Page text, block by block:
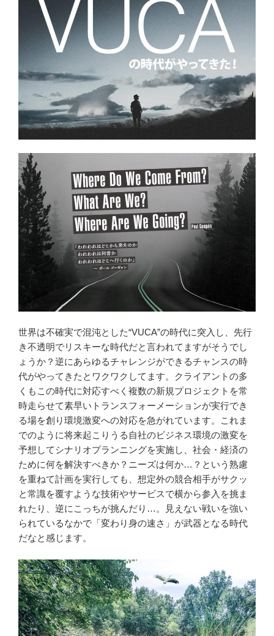
世界は不確実で混沌とした“VUCA”の時代に突入し、先行
き不透明でリスキーな時代だと言われてますがそうでし
ょうか？逆にあらゆるチャレンジができるチャンスの時
代がやってきたとワクワクしてます。クライアントの多
くもこの時代に対応すべく複数の新規プロジェクトを常
時走らせて素早いトランスフォーメーションが実行でき
る場を創り環境激変への対応を急がれています。これま
でのように将来起こりうる自社のビジネス環境の激変を
予想してシナリオプランニングを実施し、社会・経済の
ために何を解決すべきか？ニーズは何か…？という熟慮
を重ねて計画を実行しても、想定外の競合相手がサクッ
と常識を覆すような技術やサービスで横から参入を挑ま
れたり、逆にこっちが挑んだり…。見えない戦いを強い
られているなかで「変わり身の速さ」が武器となる時代
だなと感じます。